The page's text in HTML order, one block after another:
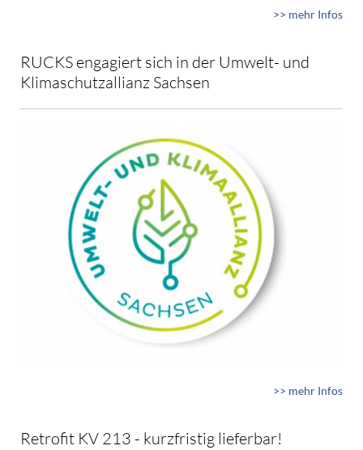
>> mehr Infos
RUCKS engagiert sich in der Umwelt- und
Klimaschutzallianz Sachsen
>> mehr Infos
Retrofit KV 213 - kurzfristig lieferbar!